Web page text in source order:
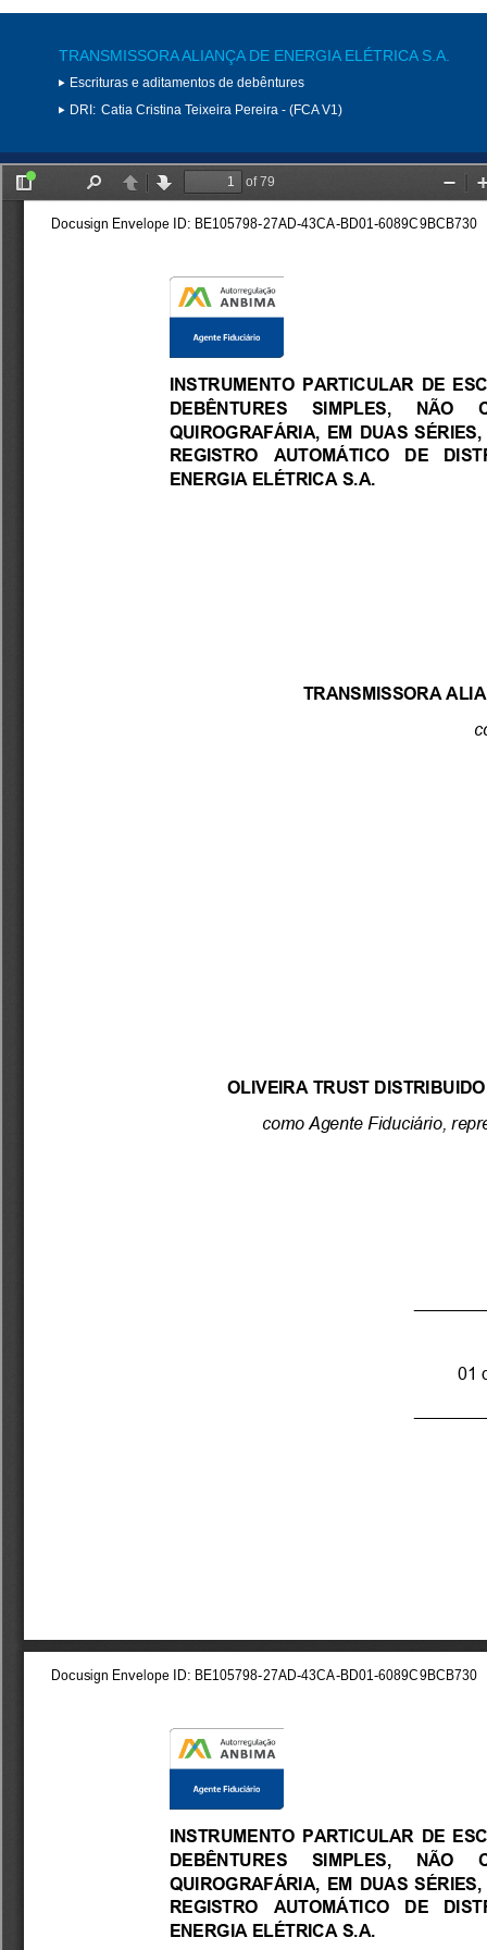
TRANSMISSORA ALIANÇA DE ENERGIA ELÉTRICA S.A.
Escrituras e aditamentos de debêntures
DRI: Catia Cristina Teixeira Pereira - (FCA V1)